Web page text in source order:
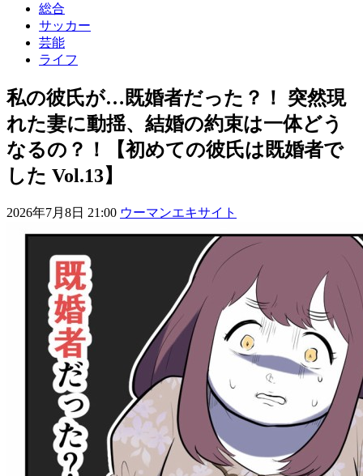
総合
サッカー
芸能
ライフ
私の彼氏が…既婚者だった？！ 突然現
れた妻に動揺、結婚の約束は一体どう
なるの？！【初めての彼氏は既婚者で
した Vol.13】
2026年7月8日 21:00 ウーマンエキサイト